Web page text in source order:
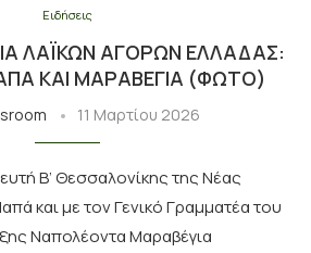
Ειδήσεις
ΛΑΪΚΏΝ ΑΓΟΡΏΝ ΕΛΛΆΔΑΣ:
ΚΑΙ ΜΑΡΑΒΈΓΙΑ (ΦΩΤΟ)
11 Μαρτίου 2026
Β’ Θεσσαλονίκης της Νέας
και με τον Γενικό Γραμματέα του
Ναπολέοντα Μαραβέγια